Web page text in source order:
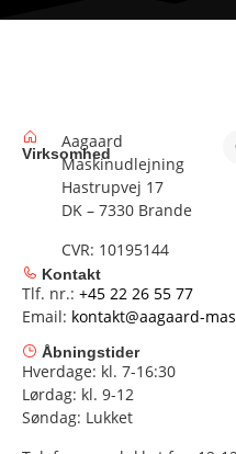
Virksomhed
Aagaard
Maskinudlejning
Hastrupvej 17
DK – 7330 Brande
CVR: 10195144
Kontakt
Tlf. nr.: +45 22 26 55 77
Email: kontakt@aagaard-
Åbningstider
Hverdage: kl. 7-16:30
Lørdag: kl. 9-12
Søndag: Lukket